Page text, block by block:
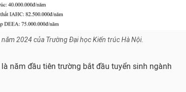
2024 của Trường Đại học Kiến trúc Hà Nội.
là năm đầu tiên trường bắt đầu tuyển sinh ngành